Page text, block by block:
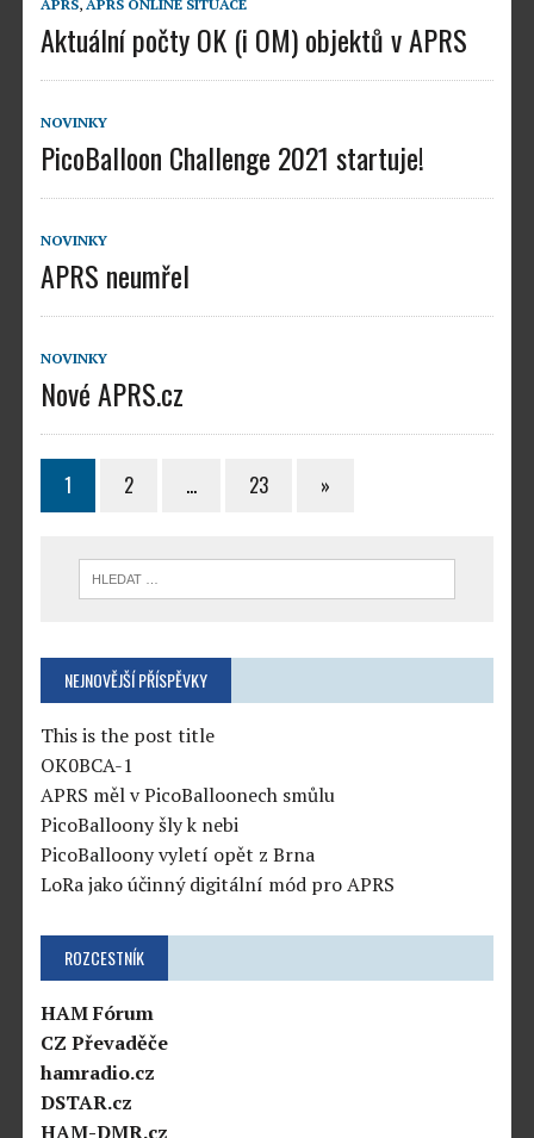
APRS, APRS ONLINE SITUACE
Aktuální počty OK (i OM) objektů v APRS
NOVINKY
PicoBalloon Challenge 2021 startuje!
NOVINKY
APRS neumřel
NOVINKY
Nové APRS.cz
1 2 … 23 »
NEJNOVĚJŠÍ PŘÍSPĚVKY
This is the post title
OK0BCA-1
APRS měl v PicoBalloonech smůlu
PicoBalloony šly k nebi
PicoBalloony vyletí opět z Brna
LoRa jako účinný digitální mód pro APRS
ROZCESTNÍK
HAM Fórum
CZ Převaděče
hamradio.cz
DSTAR.cz
HAM-DMR.cz